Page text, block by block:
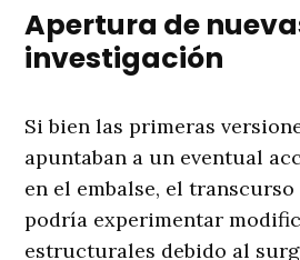
Apertura de
investigación
Si bien las primeras
apuntaban a un eventual
en el embalse, el
podría experimentar
estructurales debido al